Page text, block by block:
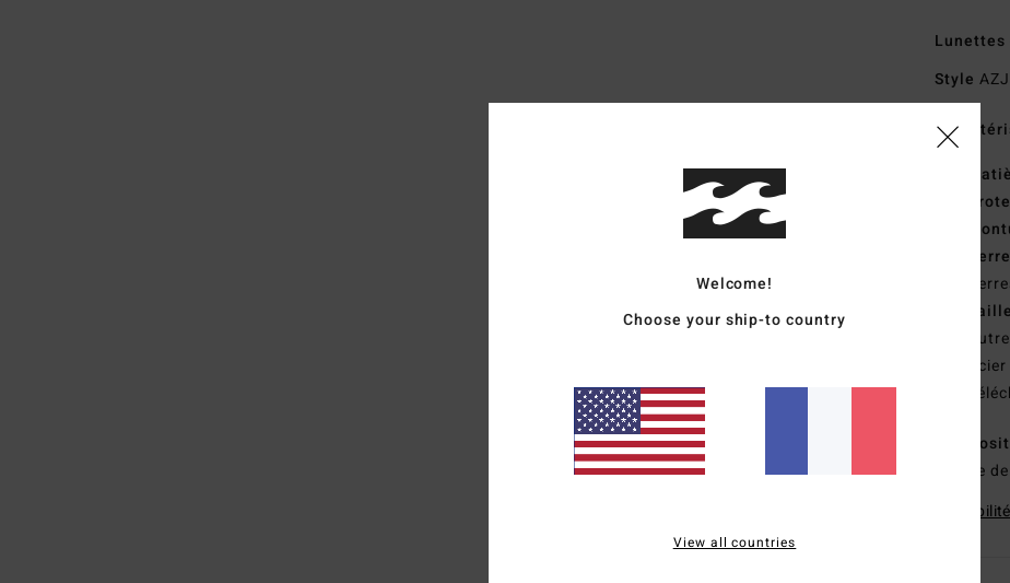
Lunettes
Style
en
alliage
Welcome!
Choose your ship-to country
View all countries